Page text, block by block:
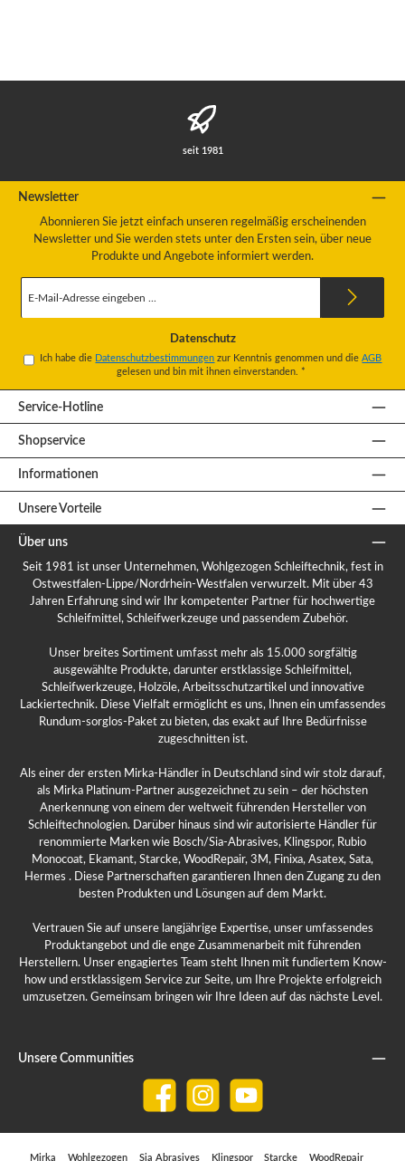
seit 1981
Newsletter
Abonnieren Sie jetzt einfach unseren regelmäßig erscheinenden
Newsletter und Sie werden stets unter den Ersten sein, über neue
Produkte und Angebote informiert werden.
Mail-
Datenschutz
Ich habe die Datenschutzbestimmungen zur Kenntnis genommen und dieAGB
gelesen und bin mit ihnen einverstanden. *
Service-Hotline
Shopservice
Informationen
Unsere Vorteile
Über uns
Seit 1981 ist unser Unternehmen, Wohlgezogen Schleiftechnik, fest in
Ostwestfalen-Lippe/Nordrhein-Westfalen verwurzelt. Mit über 43
Jahren Erfahrung sind wir Ihr kompetenter Partner für hochwertige
Schleifmittel, Schleifwerkzeuge und passendem Zubehör.
Unser breites Sortiment umfasst mehr als 15.000 sorgfältig
ausgewählte Produkte, darunter erstklassige Schleifmittel,
Schleifwerkzeuge, Holzöle, Arbeitsschutzartikel und innovative
Lackiertechnik. Diese Vielfalt ermöglicht es uns, Ihnen ein umfassendes
Rundum-sorglos-Paket zu bieten, das exakt auf Ihre Bedürfnisse
zugeschnitten ist.
Als einer der ersten Mirka-Händler in Deutschland sind wir stolz darauf,
als Mirka Platinum-Partner ausgezeichnet zu sein – der höchsten
Anerkennung von einem der weltweit führenden Hersteller von
Schleiftechnologien. Darüber hinaus sind wir autorisierte Händler für
renommierte Marken wie Bosch/Sia-Abrasives, Klingspor, Rubio
Monocoat, Ekamant, Starcke, WoodRepair, 3M, Finixa, Asatex, Sata,
Hermes . Diese Partnerschaften garantieren Ihnen den Zugang zu den
besten Produkten und Lösungen auf dem Markt.
Vertrauen Sie auf unsere langjährige Expertise, unser umfassendes
Produktangebot und die enge Zusammenarbeit mit führenden
Herstellern. Unser engagiertes Team steht Ihnen mit fundiertem Know-
how und erstklassigem Service zur Seite, um Ihre Projekte erfolgreich
umzusetzen. Gemeinsam bringen wir Ihre Ideen auf das nächste Level.
Unsere Communities
Facebook Instagram YouTube
Mirka Wohlgezogen Sia Abrasives Klingspor Starcke WoodRepair